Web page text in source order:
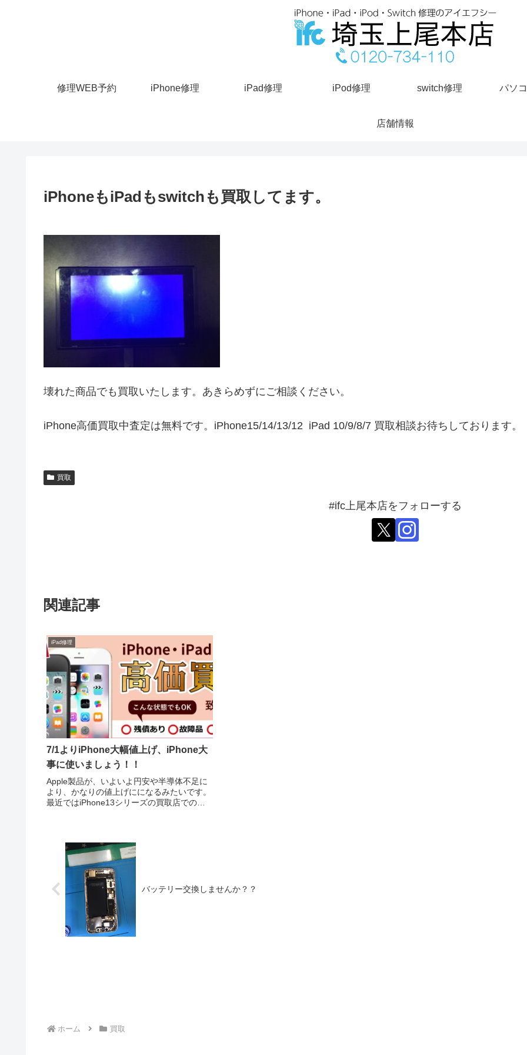
修理WEB予約 iPhone修理 iPad修理 iPod修理 switch修理 パソ
店舗情報
iPhoneもiPadもswitchも買取してます。
壊れた商品でも買取いたします。あきらめずにご相談ください。
iPhone高価買取中査定は無料です。iPhone15/14/13/12 iPad 10/9/8/7 買取相談お待ちしております。
買取
#ifc上尾本店をフォローする
関連記事
iPad修理
7/1よりiPhone大幅値上げ、iPhone大
事に使いましょう！！
Apple製品が、いよいよ円安や半導体不足に
より、かなりの値上げにになるみたいです。
最近ではiPhone13シリーズの買取店での値
バッテリー交換しませんか？？
ホーム 買取